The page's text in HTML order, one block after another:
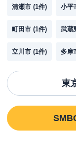
清瀬市 (1件) 小平
町田市 (1件) 武蔵
立川市 (1件) 多摩
東